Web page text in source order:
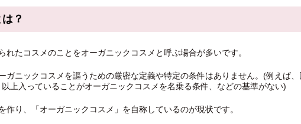
？
たコスメのことをオーガニックコスメと呼ぶ場合が多いです。
ガニックコスメを謳うための厳密な定義や特定の条件はありません。(例えば
上入っていることがオーガニックコスメを名乗る条件、などの基準がない)
り、「オーガニックコスメ」を自称しているのが現状です。